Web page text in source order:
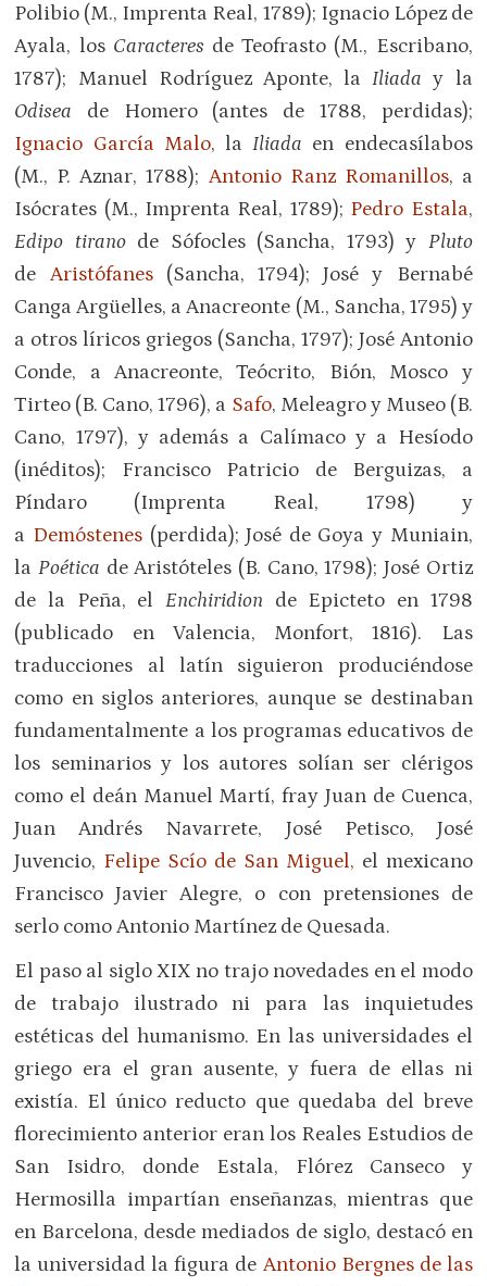
Polibio (M., Imprenta Real, 1789); Ignacio López de
Ayala, los Caracteres de Teofrasto (M., Escribano,
1787); Manuel Rodríguez Aponte, laIliaday la
Odisea de Homero (antes de 1788, perdidas);
Ignacio García Malo, laIliada en endecasílabos
(M., P. Aznar, 1788); Antonio Ranz Romanillos, a
Isócrates (M., Imprenta Real, 1789); Pedro Estala,
Edipo tirano de Sófocles (Sancha, 1793) y Pluto
de Aristófanes (Sancha, 1794); José y Bernabé
Canga Argüelles, a Anacreonte (M., Sancha, 1795) y
a otros líricos griegos (Sancha, 1797); José Antonio
Conde, a Anacreonte, Teócrito, Bión, Mosco y
Tirteo (B. Cano, 1796), a Safo, Meleagro y Museo (B.
Cano, 1797), y además a Calímaco y a Hesíodo
(inéditos); Francisco Patricio de Berguizas, a
Píndaro (Imprenta Real, 1798) y
a Demóstenes (perdida); José de Goya y Muniain,
laPoética de Aristóteles (B. Cano, 1798); José Ortiz
de la Peña, el Enchiridion de Epicteto en 1798
(publicado en Valencia, Monfort, 1816). Las
traducciones al latín siguieron produciéndose
como en siglos anteriores, aunque se destinaban
fundamentalmente a los programas educativos de
los seminarios y los autores solían ser clérigos
como el deán Manuel Martí, fray Juan de Cuenca,
Juan Andrés Navarrete, José Petisco, José
Juvencio, Felipe Scío de San Miguel, el mexicano
Francisco Javier Alegre, o con pretensiones de
serlo como Antonio Martínez de Quesada.
El paso al siglo XIX no trajo novedades en el modo
de trabajo ilustrado ni para las inquietudes
estéticas del humanismo. En las universidades el
griego era el gran ausente, y fuera de ellas ni
existía. El único reducto que quedaba del breve
florecimiento anterior eran los Reales Estudios de
San Isidro, donde Estala, Flórez Canseco y
Hermosilla impartían enseñanzas, mientras que
en Barcelona, desde mediados de siglo, destacó en
la universidad la figura de Antonio Bergnes de las